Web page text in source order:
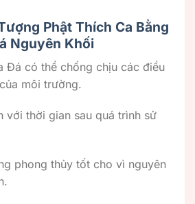
Phật Thích Ca Bằng
Nguyên Khối
Đá có thể chống chịu các điều
môi trường.
với thời gian sau quá trình sử
phong thủy tốt cho vì nguyên